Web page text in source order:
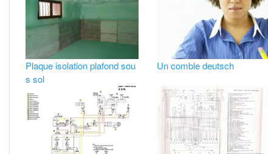
Plaque isolation plafond sou
s sol
Un comble deutsch